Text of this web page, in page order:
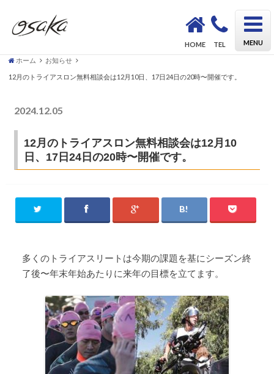
HOME TEL MENU
ホーム お知らせ
12月のトライアスロン無料相談会は12月10日、17日24日の20時〜開催です。
2024.12.05
12月のトライアスロン無料相談会は12月10
日、17日24日の20時〜開催です。
多くのトライアスリートは今期の課題を基にシーズン終
了後〜年末年始あたりに来年の目標を立てます。